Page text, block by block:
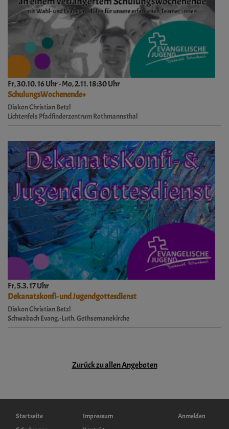
Fr, 30.10. 16 Uhr - Mo, 2.11. 18:30 Uhr
SchulungsWochenende+
Diakon Christian Betzl
Lichtenfels Pfadfinderzentrum Rothmannsthal
Fr, 5.3. 17 Uhr
Dekanatskonfi- und Jugendgottesdienst
Diakon Christian Betzl
SchwabachEvang.-Luth. Gethsemanekirche
Zurück zu allen Angeboten
Hauptnavigation
Startseite
Fußbereichsmenü
Impressum
Benutzermenü
Anmelden